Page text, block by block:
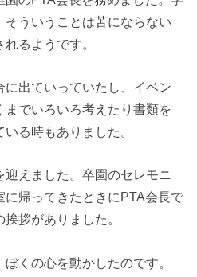
ういうことは苦にならない
るようです。
出ていっていたし、イベン
までいろいろ考えたり書類を
る時もありました。
えました。卒園のセレモニ
に帰ってきたときにPTA会長で
拶がありました。
くの心を動かしたのです。